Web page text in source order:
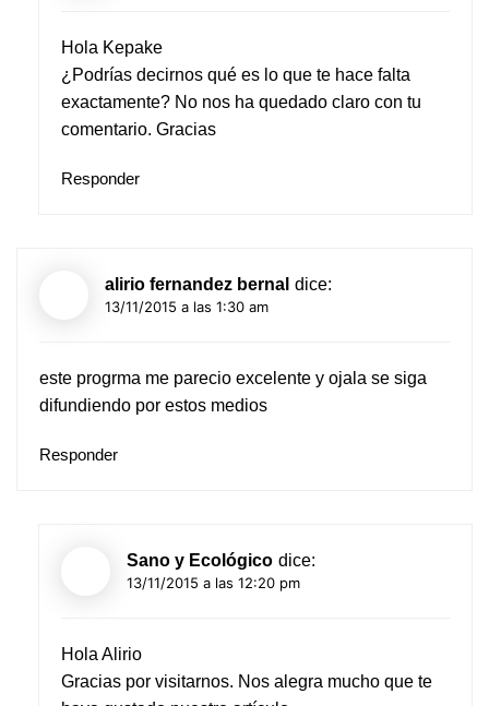
Hola Kepake
¿Podrías decirnos qué es lo que te hace falta
exactamente? No nos ha quedado claro con tu
comentario. Gracias
Responder
alirio fernandez bernal dice:
13/11/2015 a las 1:30 am
este progrma me parecio excelente y ojala se siga
difundiendo por estos medios
Responder
Sano y Ecológico dice:
13/11/2015 a las 12:20 pm
Hola Alirio
Gracias por visitarnos. Nos alegra mucho que te